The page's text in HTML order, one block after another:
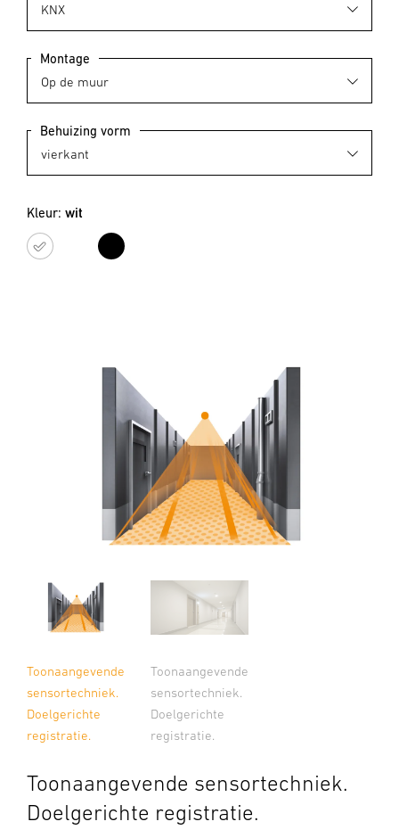
Montage
Behuizing vorm
Kleur: wit
wit zwart
Toonaangevende
sensortechniek.
Doelgerichte
registratie.
Toonaangevende
sensortechniek.
Doelgerichte
registratie.
Toonaangevende sensortechniek.
Doelgerichte registratie.